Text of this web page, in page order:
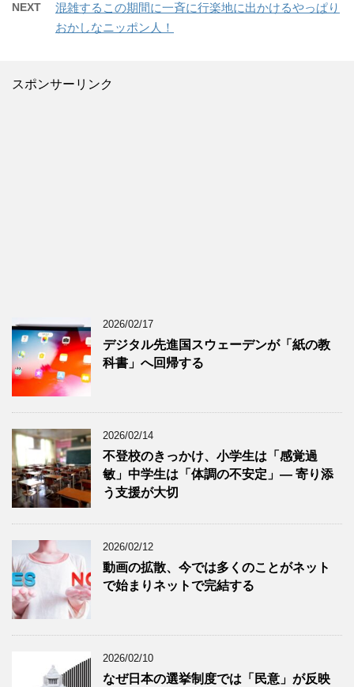
NEXT
混雑するこの期間に一斉に行楽地に出かけるやっぱり
おかしなニッポン人！
スポンサーリンク
2026/02/17
デジタル先進国スウェーデンが「紙の教
科書」へ回帰する
2026/02/14
不登校のきっかけ、小学生は「感覚過
敏」中学生は「体調の不安定」― 寄り添
う支援が大切
2026/02/12
動画の拡散、今では多くのことがネット
で始まりネットで完結する
2026/02/10
なぜ日本の選挙制度では「民意」が反映